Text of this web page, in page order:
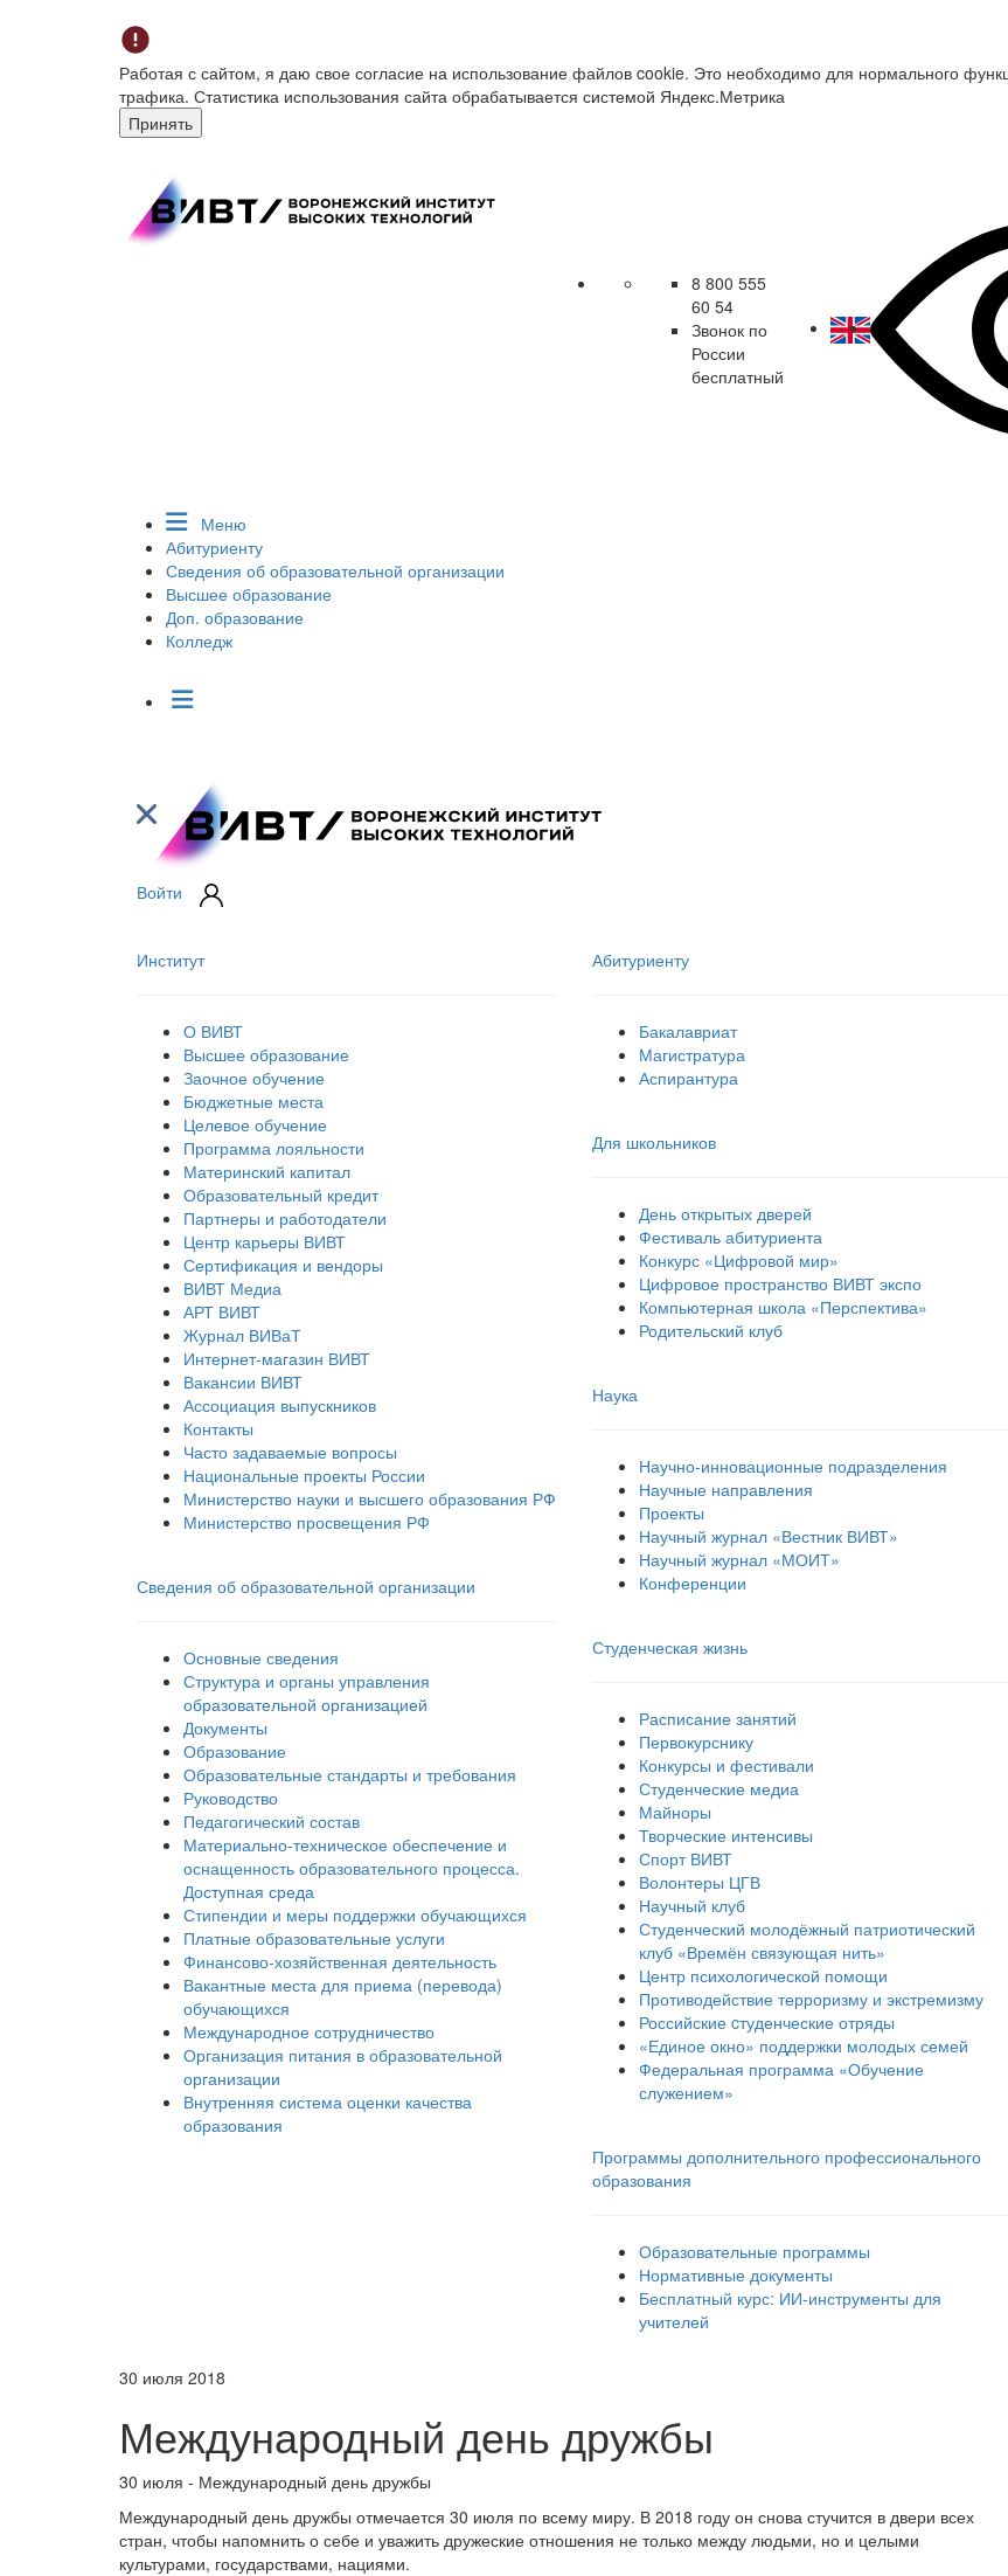
Работая с сайтом, я даю свое согласие на использование файлов cookie. Это необходимо для нормального
трафика. Статистика использования сайта обрабатывается системой Яндекс.Метрика
Принять
8 800 555
60 54
Звонок по
России
бесплатный
Меню
Абитуриенту
Сведения об образовательной организации
Высшее образование
Доп. образование
Колледж
Войти
Институт
О ВИВТ
Высшее образование
Заочное обучение
Бюджетные места
Целевое обучение
Программа лояльности
Материнский капитал
Образовательный кредит
Партнеры и работодатели
Центр карьеры ВИВТ
Сертификация и вендоры
ВИВТ Медиа
АРТ ВИВТ
Журнал ВИВаТ
Интернет-магазин ВИВТ
Вакансии ВИВТ
Ассоциация выпускников
Контакты
Часто задаваемые вопросы
Национальные проекты России
Министерство науки и высшего образования РФ
Министерство просвещения РФ
Сведения об образовательной организации
Основные сведения
Структура и органы управления
образовательной организацией
Документы
Образование
Образовательные стандарты и требования
Руководство
Педагогический состав
Материально-техническое обеспечение и
оснащенность образовательного процесса.
Доступная среда
Стипендии и меры поддержки обучающихся
Платные образовательные услуги
Финансово-хозяйственная деятельность
Вакантные места для приема (перевода)
обучающихся
Международное сотрудничество
Организация питания в образовательной
организации
Внутренняя система оценки качества
образования
Абитуриенту
Бакалавриат
Магистратура
Аспирантура
Для школьников
День открытых дверей
Фестиваль абитуриента
Конкурс «Цифровой мир»
Цифровое пространство ВИВТ экспо
Компьютерная школа «Перспектива»
Родительский клуб
Наука
Научно-инновационные подразделения
Научные направления
Проекты
Научный журнал «Вестник ВИВТ»
Научный журнал «МОИТ»
Конференции
Студенческая жизнь
Расписание занятий
Первокурснику
Конкурсы и фестивали
Студенческие медиа
Майноры
Творческие интенсивы
Спорт ВИВТ
Волонтеры ЦГВ
Научный клуб
Студенческий молодёжный патриотический
клуб «Времён связующая нить»
Центр психологической помощи
Противодействие терроризму и экстремизму
Российские cтуденческие отряды
«Единое окно» поддержки молодых семей
Федеральная программа «Обучение
служением»
Программы дополнительного профессионального
образования
Образовательные программы
Нормативные документы
Бесплатный курс: ИИ‑инструменты для
учителей
30 июля 2018
Международный день дружбы
30 июля - Международный день дружбы
Международный день дружбы отмечается 30 июля по всему миру. В 2018 году он снова стучится в двери всех
стран, чтобы напомнить о себе и уважить дружеские отношения не только между людьми, но и целыми
культурами, государствами, нациями.